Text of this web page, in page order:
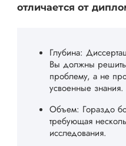
отличается от
Глубина:
Вы должны
проблему, а не
усвоенные знания.
Объем: Гораздо
требующая
исследования.